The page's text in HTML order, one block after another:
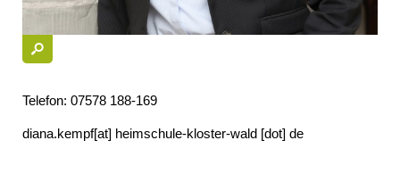
Telefon: 07578 188-169
diana.kempf[at] heimschule-kloster-wald [dot] de